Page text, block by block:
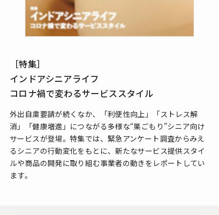
［特集］
インドアシニアライフ
コロナ禍で変わるサービススタイル
外出自粛要請が続くなか、「利便性向上」「ストレス解
消」「健康増進」につながる多様な“巣ごもり”シニア向け
サービスが登場。特集では、緊急アンケート調査からみえ
るシニアの行動変化をもとに、新たなサービス提供スタイ
ルや商品の開発に取り組む事業者の動きをレポートしてい
ます。